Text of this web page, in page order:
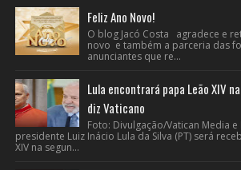
Feliz Ano Novo!
O blog Jacó Costa agradece e
novo e também a parceria das
anunciantes que re...
Lula encontrará papa Leão XIV
diz Vaticano
Foto: Divulgação/Vatican Media e
presidente Luiz Inácio Lula da Silva (PT) será
XIV na segun...